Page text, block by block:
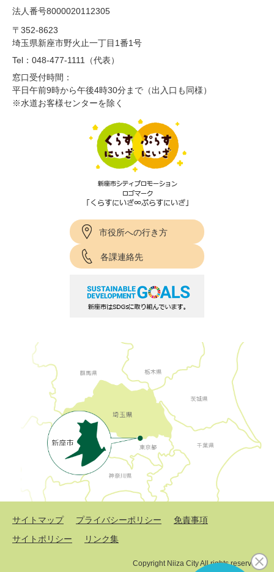
法人番号8000020112305
〒352-8623
埼玉県新座市野火止一丁目1番1号
Tel：048-477-1111（代表）
窓口受付時間：
平日午前9時から午後4時30分まで（出入口も同様）
※水道お客様センターを除く
市役所への行き方
各課連絡先
サイトマップ プライバシーポリシー
免責事項
サイトポリシー
リンク集
Copyright Niiza City All rights reserved.